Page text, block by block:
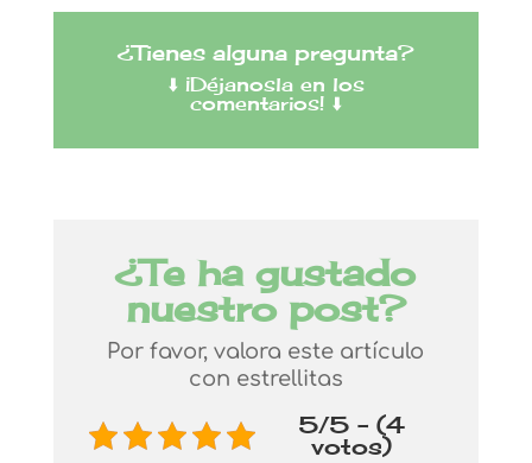
¿Tienes alguna pregunta?
⬇️ ¡Déjanosla en los
comentarios! ⬇️
¿Te ha gustado
nuestro post?
Por favor, valora este artículo
con estrellitas
5/5 - (4
votos)